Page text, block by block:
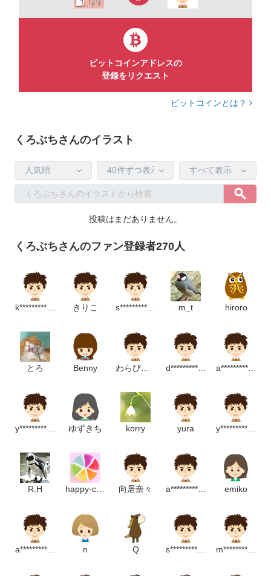
ビットコインアドレスの
登録をリクエスト
ビットコインとは？
くろぶちさんのイラスト
投稿はまだありません。
くろぶちさんのファン登録者270人
k****************m きりこ s******************m m_t hiroro
とろ Benny わらびもち d******************p a**********************w
y******************m ゆずきち korry yura y***********************m
R.H happy-colors 向居奈々 a*****************m emiko
a*******************p n Q s**********************m m***************p